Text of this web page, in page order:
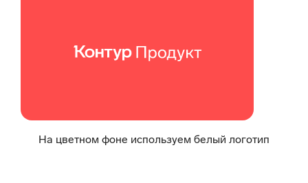
На цветном фоне используем белый логотип